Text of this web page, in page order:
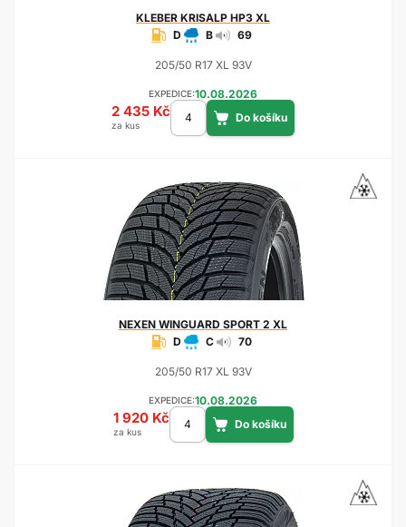
KLEBER KRISALP HP3 XL
D
B 69
205/50 R17 XL 93V
EXPEDICE:10.08.2026
2 435 Kč
za kus
NEXEN WINGUARD SPORT 2 XL
D
C 70
205/50 R17 XL 93V
EXPEDICE:10.08.2026
1 920 Kč
za kus